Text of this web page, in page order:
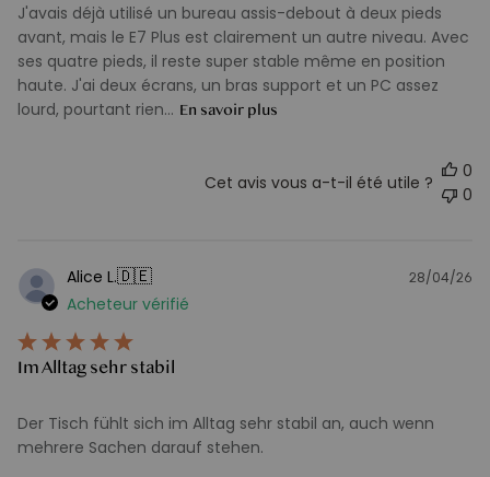
J'avais déjà utilisé un bureau assis-debout à deux pieds
avant, mais le E7 Plus est clairement un autre niveau. Avec
ses quatre pieds, il reste super stable même en position
haute. J'ai deux écrans, un bras support et un PC assez
lourd, pourtant rien... En savoir plus
Cet avis vous a-t-il été utile ?
0
0
Alice L.🇩🇪
Acheteur vérifié
Im Alltag sehr stabil
Der Tisch fühlt sich im Alltag sehr stabil an, auch wenn
mehrere Sachen darauf stehen.
28/04/26